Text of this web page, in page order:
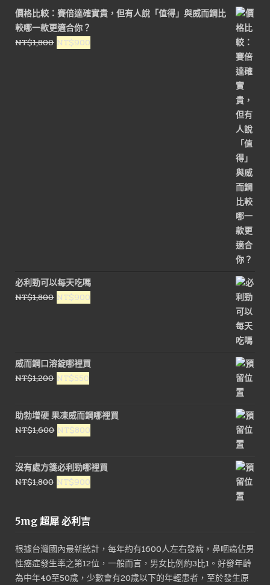
價格比較：賽倍達確實貴，但有人說「值得」與威而鋼比
較哪一款更適合你？
NT$1,800 原
NT$900
必利勁可以每天吃嗎
NT$1,800 原
NT$1,800。
NT$900
NT$900。
威而鋼口溶錠哪裡買
NT$1,200 原
價
格：
NT$1,200。
NT$550
價
格：
NT$550。
助勃增硬 果凍威而鋼哪裡買
NT$1,600 原
價
格：
NT$1,600。
NT$800
價
格：
NT$800。
沒有處方箋必利勁哪裡買
NT$1,800 原
格：
NT$900
5mg 超犀 必利吉
根據台灣國內最新統計，每年約有1600人左右發病，鼻咽癌佔男
性癌症發生率之第12位，一般而言，男女比例約3比1。好發年齡
為中年40至50歲，少數會有20歲以下的年輕患者，至於發生原